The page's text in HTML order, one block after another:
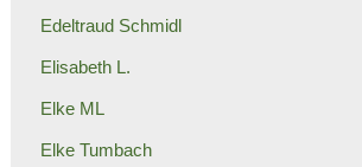
Edeltraud Schmidl
Elisabeth L.
Elke ML
Elke Tumbach